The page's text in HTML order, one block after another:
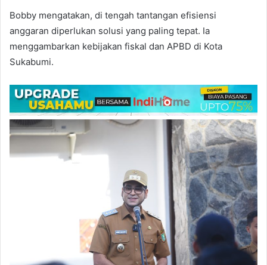
Bobby mengatakan, di tengah tantangan efisiensi
anggaran diperlukan solusi yang paling tepat. Ia
menggambarkan kebijakan fiskal dan APBD di Kota
Sukabumi.